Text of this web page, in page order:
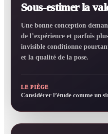
Sous-estimer la
Une bonne conception
de l’expérience et parfois
invisible conditionne
et la qualité de la pose.
LE PIÈGE
Considérer l’étude comme un